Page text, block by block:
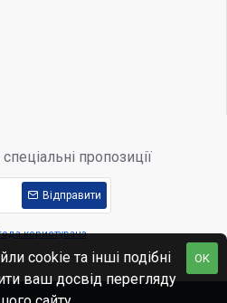
пропозиції
Відправити
користувача
OK
cookie та інші подібні
ваш досвід перегляду